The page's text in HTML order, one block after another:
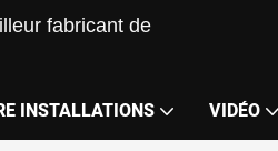
fabricant de
INSTALLATIONS VIDÉO